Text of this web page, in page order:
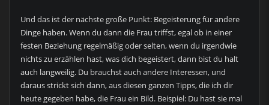
Und das ist der nächste große Punkt: Begeisterung für andere
Dinge haben. Wenn du dann die Frau triffst, egal ob in einer
festen Beziehung regelmäßig oder selten, wenn du irgendwie
nichts zu erzählen hast, was dich begeistert, dann bist du halt
auch langweilig. Du brauchst auch andere Interessen, und
daraus strickt sich dann, aus diesen ganzen Tipps, die ich dir
heute gegeben habe, die Frau ein Bild. Beispiel: Du hast sie mal